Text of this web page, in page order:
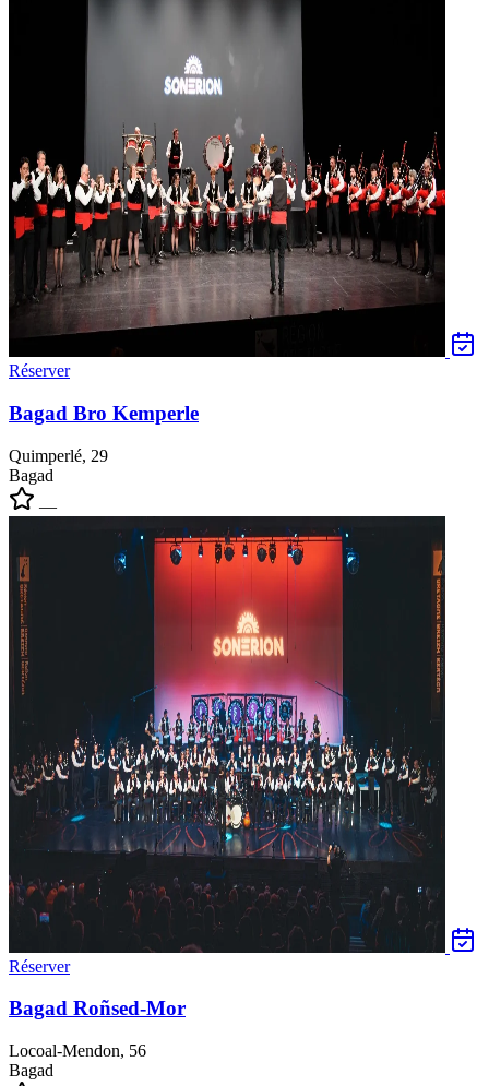
Réserver
Bagad Bro Kemperle
Quimperlé, 29
Bagad
—
Réserver
Bagad Roñsed-Mor
Locoal-Mendon, 56
Bagad